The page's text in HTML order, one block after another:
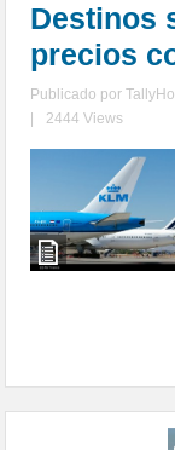
Destinos
precios
Publicado porTallyHo
2444 Views